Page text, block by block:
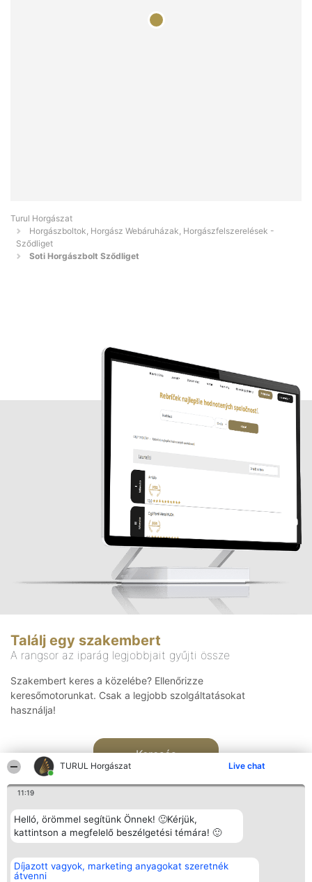
TURUL Horgászat Live chat
11:19
Helló, örömmel segítünk Önnek! 🙂Kérjük,
kattintson a megfelelő beszélgetési témára! 🙂
Díjazott vagyok, marketing anyagokat szeretnék
átvenni
Turul Horgászat
Horgászboltok, Horgász Webáruházak, Horgászfelszerelések -
Sződliget
Soti Horgászbolt Sződliget
Találj egy szakembert
A rangsor az iparág legjobbjait gyűjti össze
Szakembert keres a közelébe? Ellenőrizze
keresőmotorunkat. Csak a legjobb szolgáltatásokat
használja!
Keresés
Rangsorszervező
SC Beautiful Company S.R.L.
Bulevardul Aleea Timișul De
Népszavazás
Nyertesek
Elérhetőség
Elérhetőség